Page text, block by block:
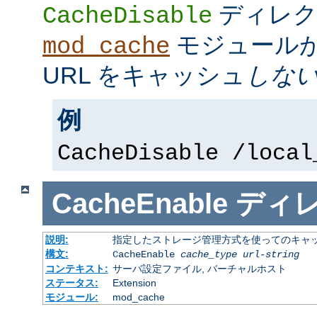
CacheDisable ディレ
mod_cache モジュール
URL をキャッシュ しな
例
CacheDisable /
CacheEnable ディ
説明:
指定したストレージ管理方式を使ってのキャ
構文:
CacheEnable cache_type url-string
コンテキスト: サーバ設定ファイル, バーチャルホスト
ステータス:
Extension
モジュール:
mod_cache